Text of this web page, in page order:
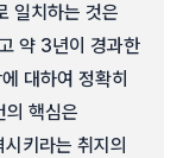
일치하는 것은
약 3년이 경과한
대하여 정확히
의 핵심은
키라는 취지의